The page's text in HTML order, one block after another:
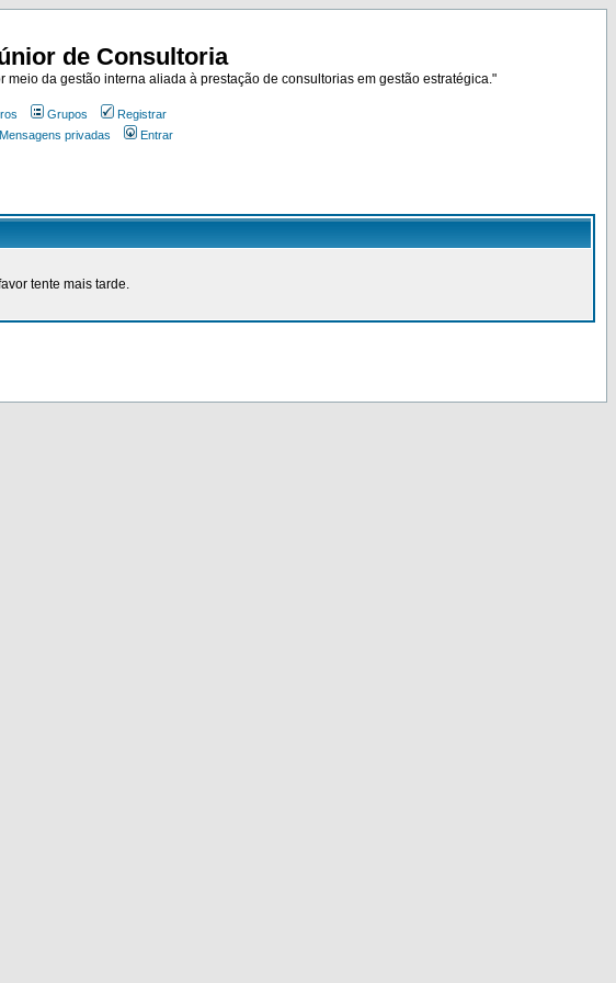
de Consultoria
da gestão interna aliada à prestação de consultorias em gestão estratégica."
Grupos
Registrar
Mensagens privadas Entrar
tente mais tarde.